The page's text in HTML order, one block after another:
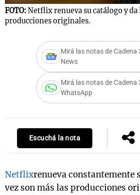
FOTO: Netflix renueva su catálogo y da
producciones originales.
Mirá las notas de Cadena
News
Mirá las notas de Cadena
WhatsApp
Escuchá la nota
Netflixrenueva constantemente
vez son más las producciones
Notas
Mundial 2026